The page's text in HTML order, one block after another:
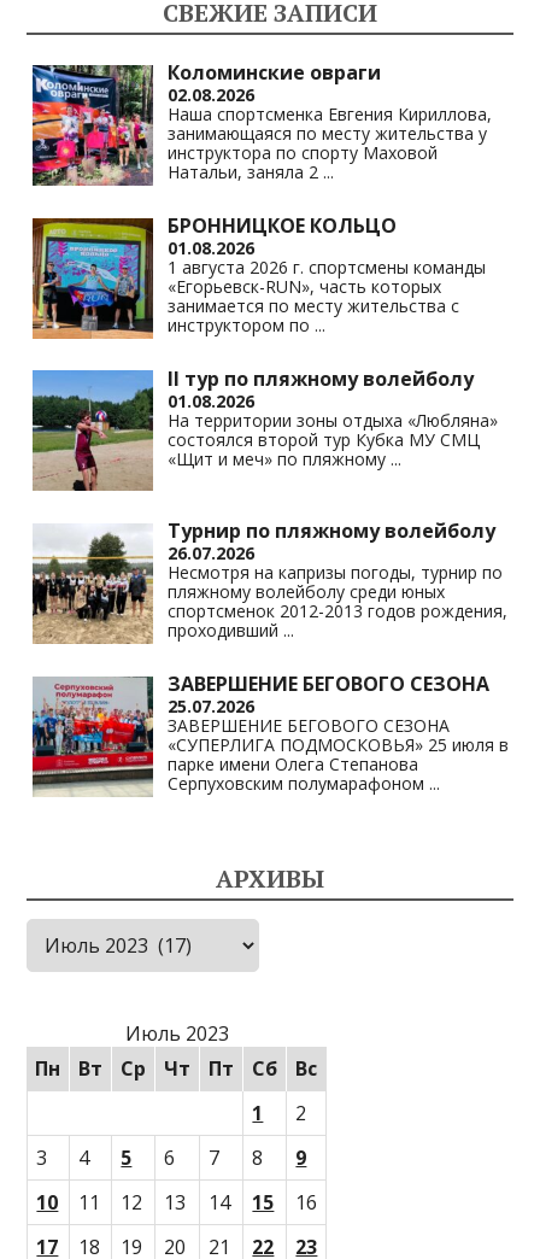
СВЕЖИЕ ЗАПИСИ
Коломинские овраги
02.08.2026
Наша спортсменка Евгения Кириллова,
занимающаяся по месту жительства у
инструктора по спорту Маховой
Натальи, заняла 2 ...
БРОННИЦКОЕ КОЛЬЦО
01.08.2026
1 августа 2026 г. спортсмены команды
«Егорьевск-RUN», часть которых
занимается по месту жительства с
инструктором по ...
II тур по пляжному волейболу
01.08.2026
На территории зоны отдыха «Любляна»
состоялся второй тур Кубка МУ СМЦ
«Щит и меч» по пляжному ...
Турнир по пляжному волейболу
26.07.2026
Несмотря на капризы погоды, турнир по
пляжному волейболу среди юных
спортсменок 2012-2013 годов рождения,
проходивший ...
ЗАВЕРШЕНИЕ БЕГОВОГО СЕЗОНА
25.07.2026
ЗАВЕРШЕНИЕ БЕГОВОГО СЕЗОНА
«СУПЕРЛИГА ПОДМОСКОВЬЯ» 25 июля в
парке имени Олега Степанова
Серпуховским полумарафоном ...
АРХИВЫ
Архивы
Июль 2023
Пн
Вт Ср Чт Пт Сб
Вс
1
2
3
4 5 6 7 8
9
10
11 12 13 14 15
16
17
18 19 20 21 22 23